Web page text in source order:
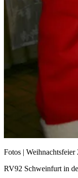
Fotos | Weihnachtsfeier
RV92 Schweinfurt in